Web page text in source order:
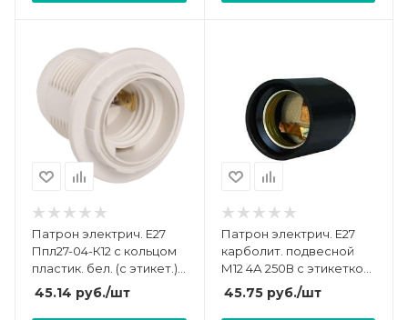
Патрон электрич. E27
Ппл27-04-К12 с кольцом
пластик. бел. (с этикет.)
IEK EPP11-04-01-K01
45.14 руб./шт
Патрон электрич. E27
карболит. подвесной
М12 4А 250В c этикеткой
UNIVersal 5565204
45.75руб./шт